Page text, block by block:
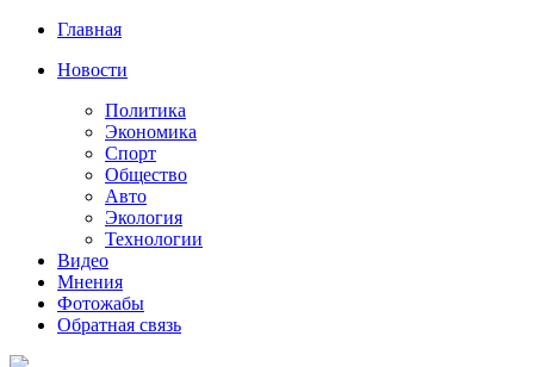
Главная
Новости
Политика
Экономика
Спорт
Общество
Авто
Экология
Технологии
Видео
Мнения
Фотожабы
Обратная связь